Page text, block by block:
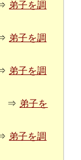
弟子を調
弟子を調
弟子を調
⇒ 弟子を
弟子を調